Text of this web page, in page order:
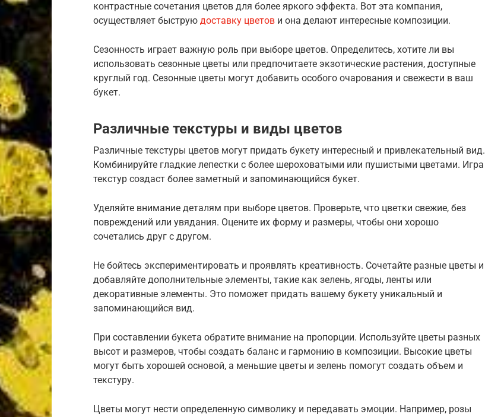
контрастные сочетания цветов для более яркого эффекта. Вот эта компания,
осуществляет быструю доставку цветов и она делают интересные композиции.
Сезонность играет важную роль при выборе цветов. Определитесь, хотите ли вы
использовать сезонные цветы или предпочитаете экзотические растения, доступные
круглый год. Сезонные цветы могут добавить особого очарования и свежести в ваш
букет.
Различные текстуры и виды цветов
Различные текстуры цветов могут придать букету интересный и привлекательный вид.
Комбинируйте гладкие лепестки с более шероховатыми или пушистыми цветами. Игра
текстур создаст более заметный и запоминающийся букет.
Уделяйте внимание деталям при выборе цветов. Проверьте, что цветки свежие, без
повреждений или увядания. Оцените их форму и размеры, чтобы они хорошо
сочетались друг с другом.
Не бойтесь экспериментировать и проявлять креативность. Сочетайте разные цветы и
добавляйте дополнительные элементы, такие как зелень, ягоды, ленты или
декоративные элементы. Это поможет придать вашему букету уникальный и
запоминающийся вид.
При составлении букета обратите внимание на пропорции. Используйте цветы разных
высот и размеров, чтобы создать баланс и гармонию в композиции. Высокие цветы
могут быть хорошей основой, а меньшие цветы и зелень помогут создать объем и
текстуру.
Цветы могут нести определенную символику и передавать эмоции. Например, розы